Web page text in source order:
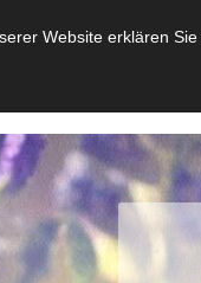
Website erklären